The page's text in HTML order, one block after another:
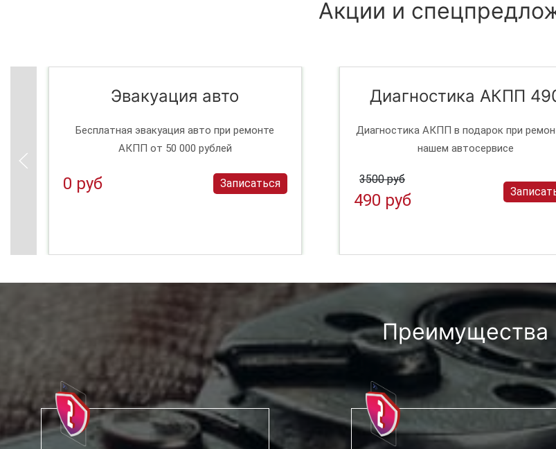
Акции и
Эвакуация авто
Бесплатная эвакуация авто при ремонте
АКПП от 50 000 рублей
0 руб Записаться
Диагностика АКПП
Диагностика АКПП в подарок при
нашем автосервисе
3500 руб
490 руб
Преимущества